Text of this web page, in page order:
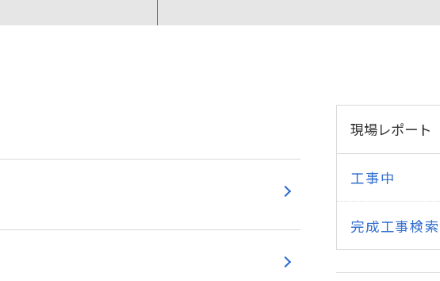
現場レポート
工事中
完成工事検索